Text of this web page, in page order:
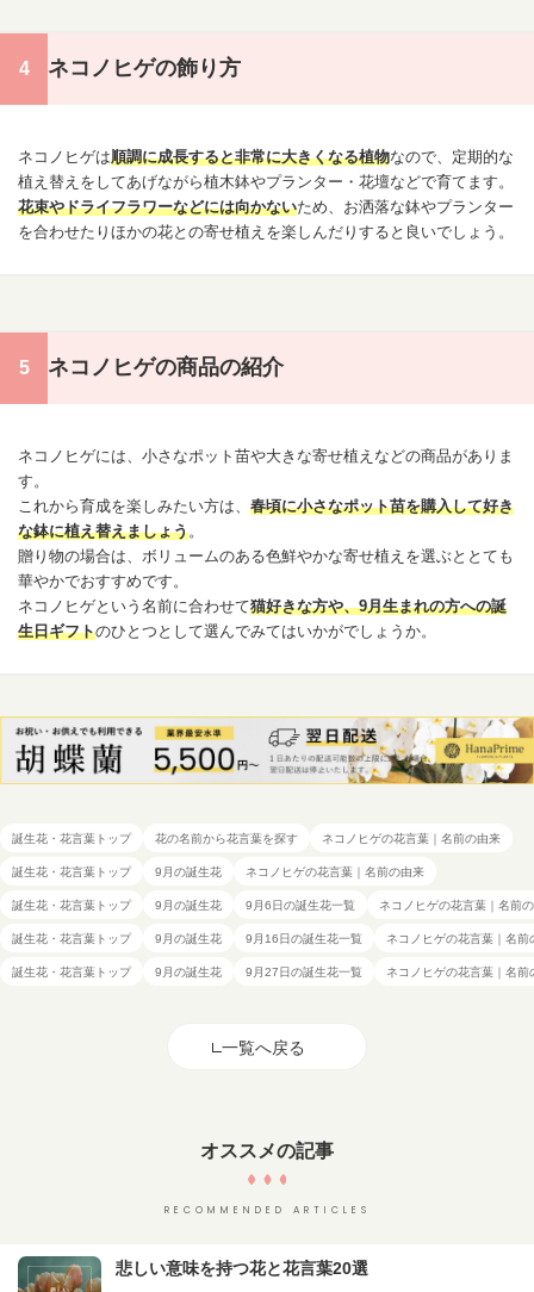
ネコノヒゲの飾り方
ネコノヒゲは順調に成長すると非常に大きくなる植物なので、定期的な
植え替えをしてあげながら植木鉢やプランター・花壇などで育てます。
花束やドライフラワーなどには向かないため、お洒落な鉢やプランター
を合わせたりほかの花との寄せ植えを楽しんだりすると良いでしょう。
ネコノヒゲの商品の紹介
ネコノヒゲには、小さなポット苗や大きな寄せ植えなどの商品がありま
す。
これから育成を楽しみたい方は、 春頃に小さなポット苗を購入して好き
な鉢に植え替えましょう。
贈り物の場合は、ボリュームのある色鮮やかな寄せ植えを選ぶととても
華やかでおすすめです。
ネコノヒゲという名前に合わせて猫好きな方や、9月生まれの方への誕
生日ギフトのひとつとして選んでみてはいかがでしょうか。
誕生花・花言葉トップ 花の名前から花言葉を探す ネコノヒゲの花言葉｜名前の由来
誕生花・花言葉トップ 9月の誕生花 ネコノヒゲの花言葉｜名前の由来
誕生花・花言葉トップ 9月の誕生花 9月6日の誕生花一覧 ネコノヒゲの花言葉｜名前
誕生花・花言葉トップ 9月の誕生花 9月16日の誕生花一覧 ネコノヒゲの花言葉｜名前
誕生花・花言葉トップ 9月の誕生花 9月27日の誕生花一覧 ネコノヒゲの花言葉｜名前
一覧へ戻る
オススメの記事
RECOMMENDED ARTICLES
悲しい意味を持つ花と花言葉20選